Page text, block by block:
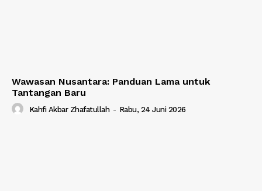
Wawasan Nusantara: Panduan Lama untuk
Tantangan Baru
Kahfi Akbar Zhafatullah - Rabu, 24 Juni 2026